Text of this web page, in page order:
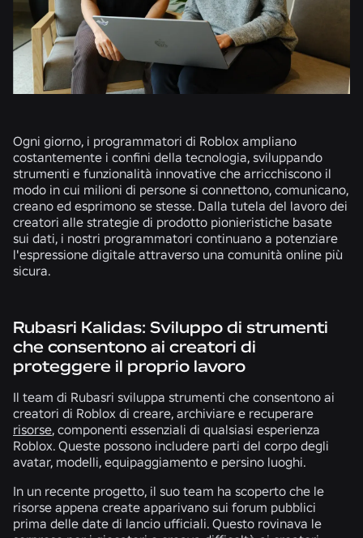
Ogni giorno, i programmatori di Roblox ampliano
costantemente i confini della tecnologia, sviluppando
strumenti e funzionalità innovative che arricchiscono il
modo in cui milioni di persone si connettono, comunicano,
creano ed esprimono se stesse. Dalla tutela del lavoro dei
creatori alle strategie di prodotto pionieristiche basate
sui dati, i nostri programmatori continuano a potenziare
l'espressione digitale attraverso una comunità online più
sicura.
Rubasri Kalidas: Sviluppo di strumenti
che consentono ai creatori di
proteggere il proprio lavoro
Il team di Rubasri sviluppa strumenti che consentono ai
creatori di Roblox di creare, archiviare e recuperare
risorse, componenti essenziali di qualsiasi esperienza
Roblox. Queste possono includere parti del corpo degli
avatar, modelli, equipaggiamento e persino luoghi.
In un recente progetto, il suo team ha scoperto che le
risorse appena create apparivano sui forum pubblici
prima delle date di lancio ufficiali. Questo rovinava le